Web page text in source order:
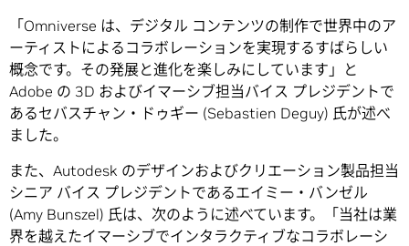
「Omniverse は、デジタル コンテンツの制作で世界中のア
ーティストによるコラボレーションを実現するすばらしい
概念です。その発展と進化を楽しみにしています」と
Adobe の 3D およびイマーシブ担当バイス プレジデントで
あるセバスチャン・ドゥギー (Sebastien Deguy) 氏が述べ
ました。
また、Autodesk のデザインおよびクリエーション製品担当
シニア バイス プレジデントであるエイミー・バンゼル
(Amy Bunszel) 氏は、次のように述べています。「当社は業
界を越えたイマーシブでインタラクティブなコラボレーシ